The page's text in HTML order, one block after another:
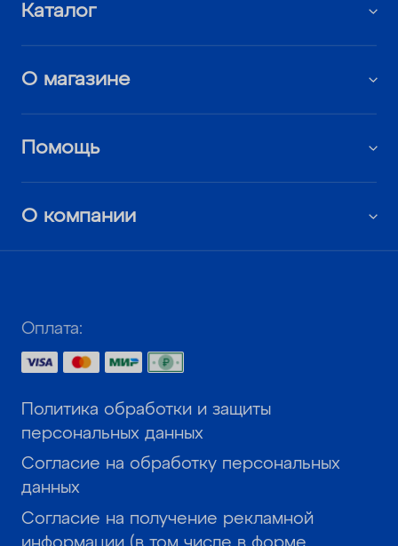
Каталог
О магазине
Помощь
О компании
Оплата:
Политика обработки и защиты
персональных данных
Согласие на обработку персональных
данных
Согласие на получение рекламной
информации (в том числе в форме